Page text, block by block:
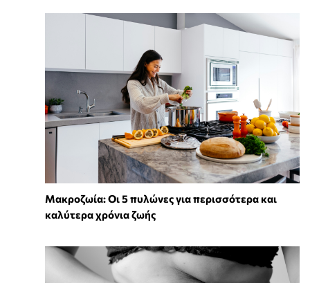
Mακροζωία: Οι 5 πυλώνες για περισσότερα και
καλύτερα χρόνια ζωής